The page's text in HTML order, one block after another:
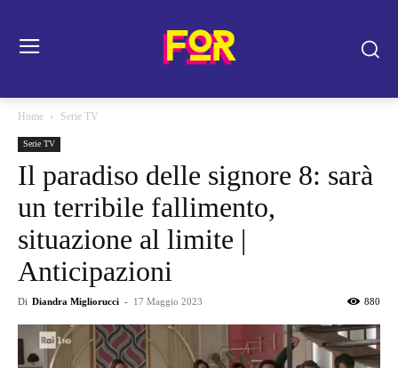
Home Serie TV
Serie TV
Il paradiso delle signore 8: sarà
un terribile fallimento,
situazione al limite |
Anticipazioni
Di Diandra Migliorucci - 17 Maggio 2023 880